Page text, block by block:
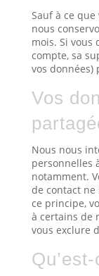
Sauf à ce
nous
mois. Si vous
compte, sa
vos données)
Vos
Nous nous
personnelles
notamment.
de contact ne
ce principe,
à certains de
vous exclure